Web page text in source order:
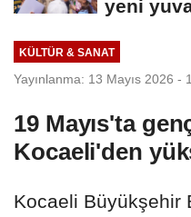
yeni
KÜLTÜR & SANAT
Yayınlanma: 13 Mayıs 2026 -
19 Mayıs'ta
Kocaeli'den
Kocaeli Büyükşehir